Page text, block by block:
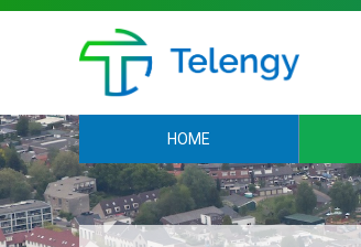
HOME